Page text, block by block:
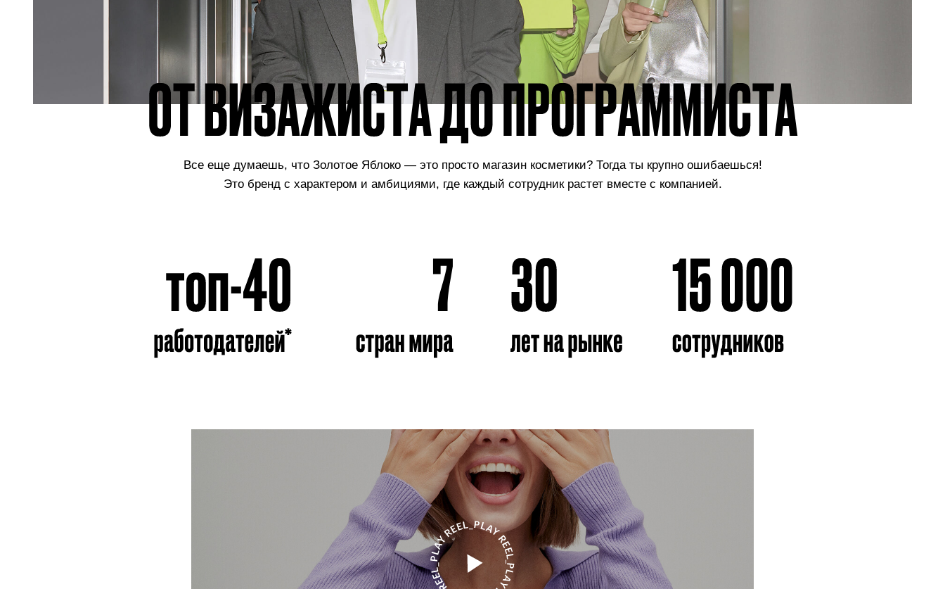
Все еще думаешь, что Золотое Яблоко — это просто магазин косметики? Тогда ты крупно ошибаешься!
Это бренд с характером и амбициями, где каждый сотрудник растет вместе с компанией.